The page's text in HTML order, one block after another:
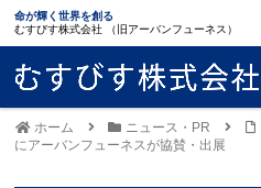
命が輝く世界を創る
むすびす株式会社 （旧アーバンフューネス）
ホーム ニュース・PR
にアーバンフューネスが協賛・出展